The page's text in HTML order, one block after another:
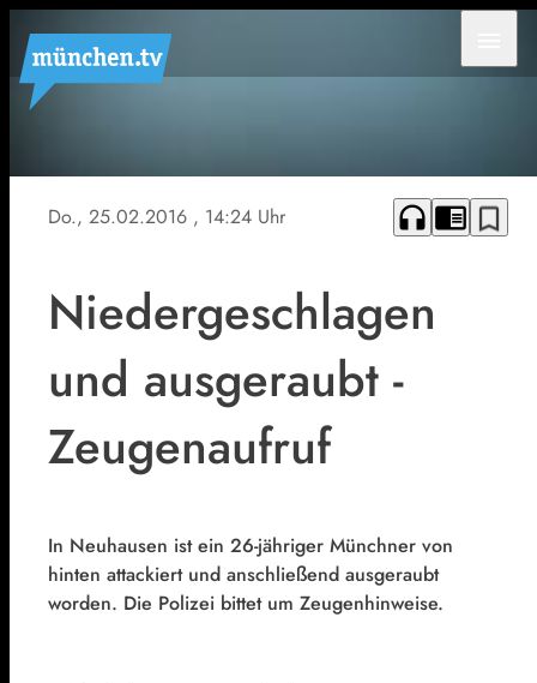
Symbolfoto
Do., 25.02.2016 , 14:24 Uhr headphones chrome_reader_mode bookmark_border
Niedergeschlagen
und ausgeraubt -
Zeugenaufruf
In Neuhausen ist ein 26-jähriger Münchner von
hinten attackiert und anschließend ausgeraubt
worden. Die Polizei bittet um Zeugenhinweise.